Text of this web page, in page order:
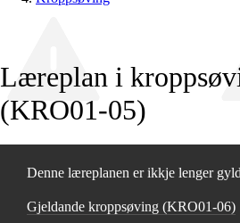
Læreplan i
(KRO01‑05)
Denne læreplanen er ikkje lenger
Gjeldande kroppsøving (KRO01‑06)